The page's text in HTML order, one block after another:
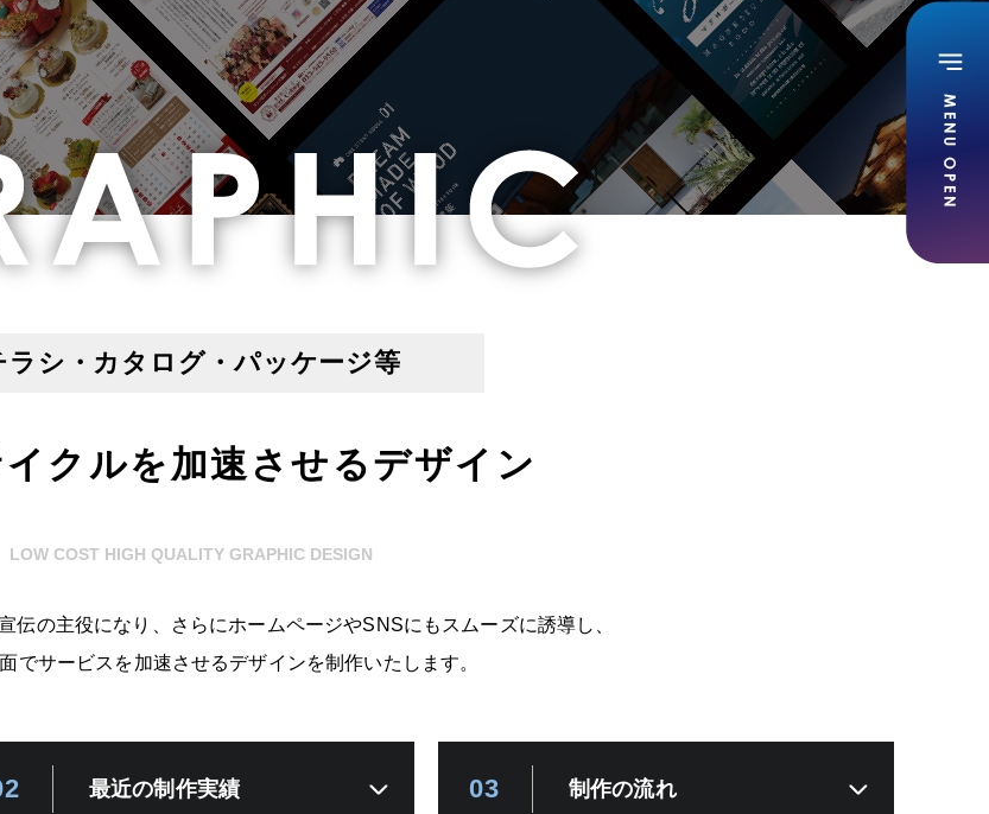
GRAPHIC
ラシ・カタログ・パッケージ等
クルを加速させるデザイン
LOW COST HIGH QUALITY GRAPHIC DESIGN
伝の主役になり、さらにホームページやSNSにもスムーズに誘導し、
でサービスを加速させるデザインを制作いたします。
最近の制作実績 03 制作の流れ